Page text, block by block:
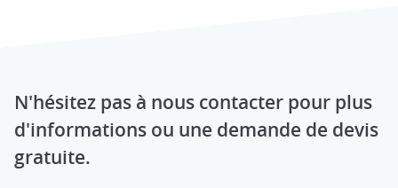
N'hésitez pas à nous contacter pour plus
d'informations ou une demande de devis
gratuite.